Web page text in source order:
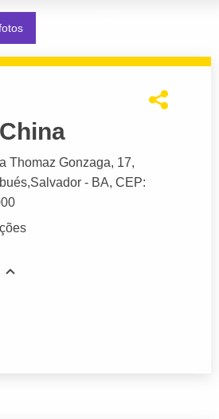
Thomaz Gonzaga, 17,
Salvador - BA, CEP: